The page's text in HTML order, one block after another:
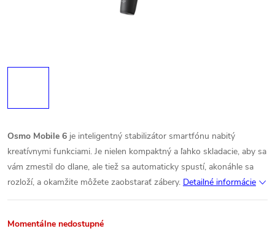
Osmo Mobile 6 je inteligentný stabilizátor smartfónu nabitý
kreatívnymi funkciami. Je nielen kompaktný a ľahko skladacie, aby sa
vám zmestil do dlane, ale tiež sa automaticky spustí, akonáhle sa
rozloží, a okamžite môžete zaobstarať zábery. Detailné informácie
Momentálne nedostupné